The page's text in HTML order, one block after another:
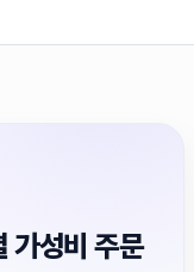
가성비 주문